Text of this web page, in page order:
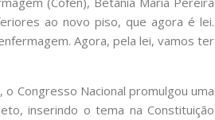
ao novo piso, que agora é lei.
Agora, pela lei, vamos ter
Congresso Nacional promulgou uma
inserindo o tema na Constituição